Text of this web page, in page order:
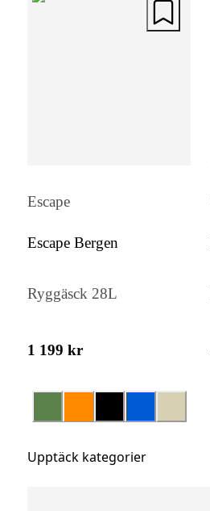
Escape
Escape Bergen
Ryggäsck 28L
1 199 kr
Upptäck kategorier